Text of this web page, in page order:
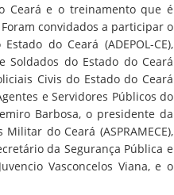
Ceará e o treinamento que é
convidados a participar o
do Ceará (ADEPOL-CE),
Soldados do Estado do Ceará
Civis do Estado do Ceará
e Servidores Públicos do
Barbosa, o presidente da
do Ceará (ASPRAMECE),
da Segurança Pública e
Vasconcelos Viana, e o